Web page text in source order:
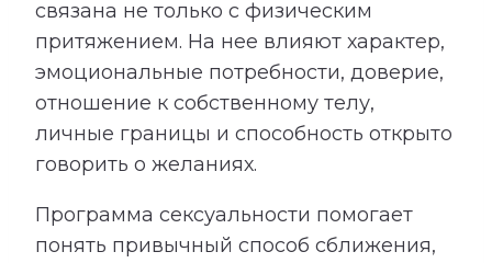
связана не только с физическим
притяжением. На нее влияют характер,
эмоциональные потребности, доверие,
отношение к собственному телу,
личные границы и способность открыто
говорить о желаниях.
Программа сексуальности помогает
понять привычный способ сближения,